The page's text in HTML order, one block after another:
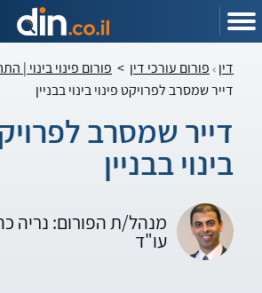
דין פורום עורכי דין > פורום פינוי בינוי |
דייר שמסרב לפרויקט פינוי בינוי בבניין
דייר שמסרב
בינוי בבניין
מנהל/ת הפורום: נריה
עו"ד